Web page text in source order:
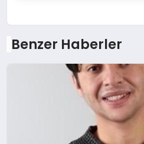
Benzer Haberler